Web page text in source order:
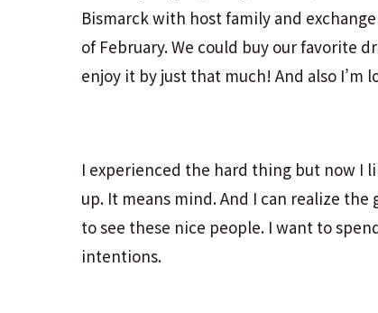
Bismarck with host family and
of February. We could buy our favorite
enjoy it by just that much! And also
I experienced the hard thing but now I
up. It means mind. And I can realize
to see these nice people. I want to
intentions.